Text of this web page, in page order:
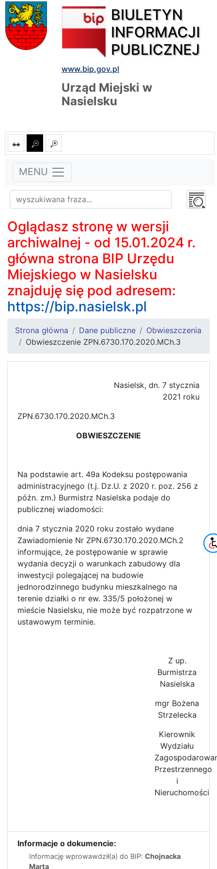
BIULETYN
INFORMACJI
PUBLICZNEJ
www.bip.gov.pl
Urząd Miejski w
Nasielsku
MENU
Oglądasz stronę w wersji
archiwalnej - od 15.01.2024 r.
główna strona BIP Urzędu
Miejskiego w Nasielsku
znajduję się pod adresem:
https://bip.nasielsk.pl
Strona główna Dane publiczne
Obwieszczenia
Obwieszczenie ZPN.6730.170.2020.MCh.3
Nasielsk, dn. 7 stycznia
2021 roku
ZPN.6730.170.2020.MCh.3
OBWIESZCZENIE
Na podstawie art. 49a Kodeksu postępowania
administracyjnego (t.j. Dz.U. z 2020 r. poz. 256 z
późn. zm.) Burmistrz Nasielska podaje do
publicznej wiadomości:
dnia 7 stycznia 2020 roku zostało wydane
Zawiadomienie Nr ZPN.6730.170.2020.MCh.2
informujące, że postępowanie w sprawie
wydania decyzji o warunkach zabudowy dla
inwestycji polegającej na budowie
jednorodzinnego budynku mieszkalnego na
terenie działki o nr ew. 335/5 położonej w
mieście Nasielsku, nie może być rozpatrzone w
ustawowym terminie.
Z up.
Burmistrza
Nasielska
mgr Bożena
Strzelecka
Kierownik
Wydziału
Przestrzennego
i
Nieruchomości
Informacje o dokumencie:
Informację wprowawdził(a) do BIP: Chojnacka
Marta